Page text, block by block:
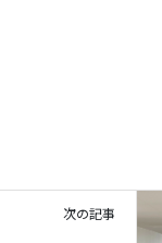
次の記事